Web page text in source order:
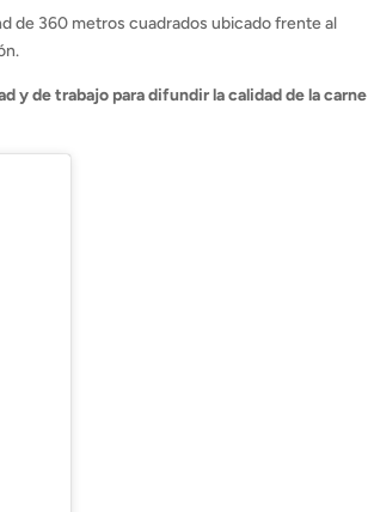
de 360 metros cuadrados ubicado frente al
y de trabajo para difundir la calidad de la carne